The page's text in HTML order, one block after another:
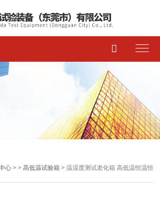

心 > >高低温试验箱 > 温湿度测试老化箱 高低温恒温恒